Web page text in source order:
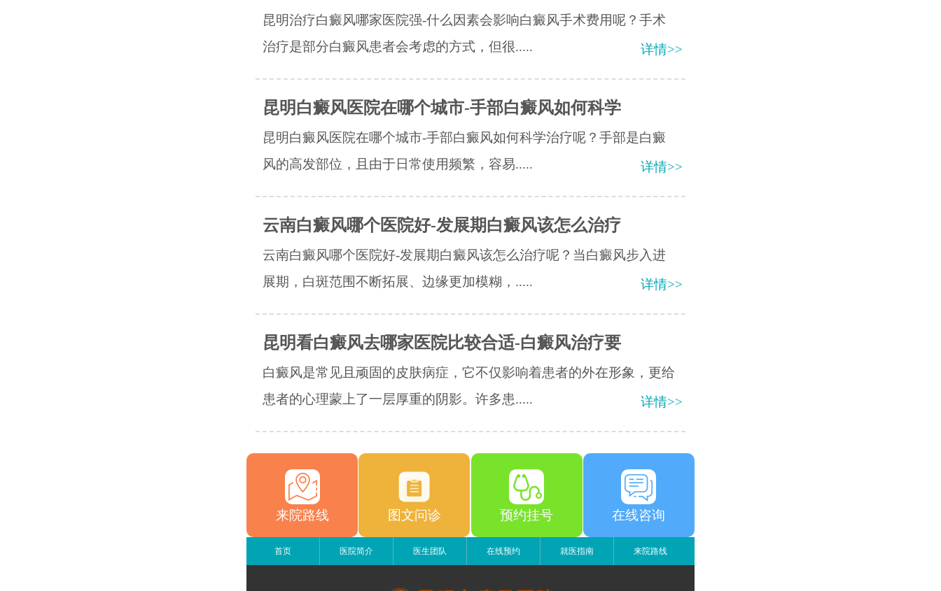
昆明治疗白癜风哪家医院强-什么因素会影响白癜风手术费用呢？手术
治疗是部分白癜风患者会考虑的方式，但很.....
详情>>
昆明白癜风医院在哪个城市-手部白癜风如何科学
昆明白癜风医院在哪个城市-手部白癜风如何科学治疗呢？手部是白癜
风的高发部位，且由于日常使用频繁，容易.....
详情>>
云南白癜风哪个医院好-发展期白癜风该怎么治疗
云南白癜风哪个医院好-发展期白癜风该怎么治疗呢？当白癜风步入进
展期，白斑范围不断拓展、边缘更加模糊，.....
详情>>
昆明看白癜风去哪家医院比较合适-白癜风治疗要
白癜风是常见且顽固的皮肤病症，它不仅影响着患者的外在形象，更给
患者的心理蒙上了一层厚重的阴影。许多患.....
详情>>
来院路线 图文问诊 预约挂号 在线咨询
首页 医院简介 医生团队 在线预约 就医指南 来院路线